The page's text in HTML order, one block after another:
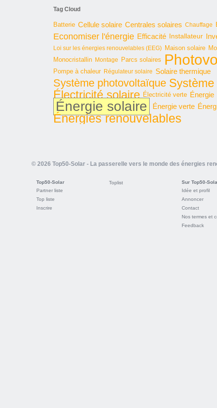
Tag Cloud
Batterie Cellule solaire Centrales solaires Chauffage
Economiser l'énergie Efficacité Installateur
Loi sur les énergies renouvelables (EEG) Maison solaire
Monocristallin Montage Parcs solaires
Pompe à chaleur Régulateur solaire Solaire thermique
Système photovoltaïque
Électricité solaire Électricité verte Énergie
Énergie solaire Énergie verte
Énergies renouvelables
© 2026 Top50-Solar - La passerelle vers le monde des énergies
Top50-Solar
Partner liste
Top liste
Inscrire
Toplist
Sur Top50-
Idée et profil
Annoncer
Contact
Nos termes et
Feedback